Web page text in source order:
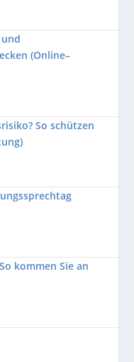
(Online–
So schützen
kommen Sie an